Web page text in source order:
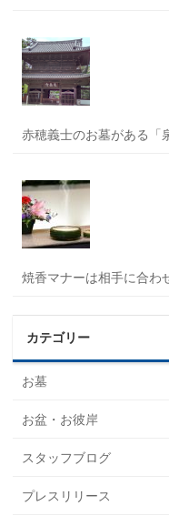
赤穂義士のお墓がある「
焼香マナーは相手に合わ
カテゴリー
お墓
お盆・お彼岸
スタッフブログ
プレスリリース